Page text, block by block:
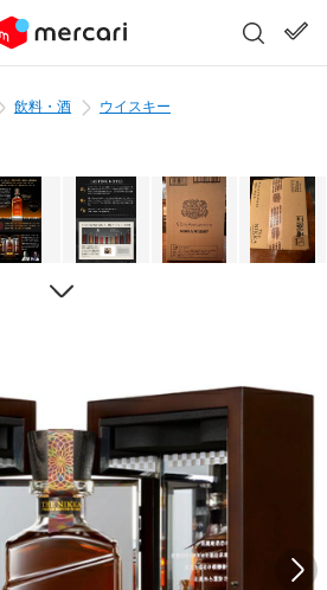
飲料・酒 ウイスキー